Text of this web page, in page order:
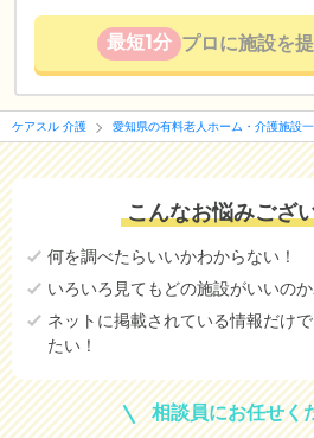
最短1分 プロに施設を
ケアスル 介護 愛知県の有料老人ホーム・介護施設
こんなお悩みござ
何を調べたらいいかわからない！
いろいろ見てもどの施設がいいのか
ネットに掲載されている情報だけ
たい！
相談員にお任せく